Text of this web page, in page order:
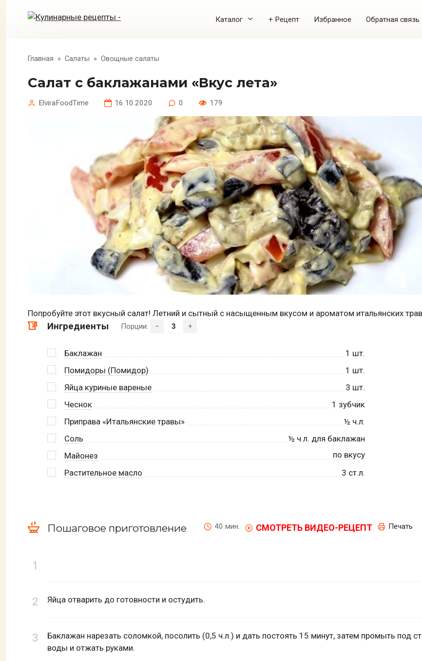
Каталог + Рецепт Избранное Обратная связь
Главная » Салаты » Овощные салаты
Салат с баклажанами «Вкус лета»
ElviraFoodTime 16.10.2020 0 179
Попробуйте этот вкусный салат! Летний и сытный с насыщенным вкусом и ароматом итальянских
Ингредиенты Порции: – +
Баклажан 1 шт.
Помидоры (Помидор)
1 шт.
Яйца куриные вареные
3 шт.
Чеснок
1 зубчик
Приправа «Итальянские травы»
½ ч.л.
Соль
½ ч.л. для баклажан
Майонез
по вкусу
Растительное масло
3 ст.л.
Пошаговое приготовление 40 мин. СМОТРЕТЬ ВИДЕО-РЕЦЕПТ Печать
Яйца отварить до готовности и остудить.
Баклажан нарезать соломкой, посолить (0,5 ч.л.) и дать постоять 15 минут, затем промыть под
воды и отжать руками.